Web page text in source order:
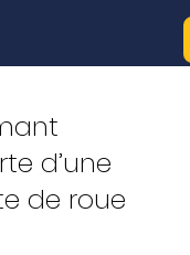
d’une
de roue